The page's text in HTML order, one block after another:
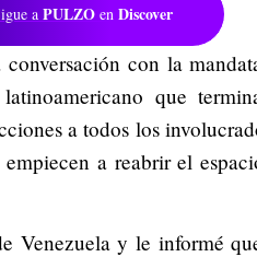
a PULZO en Discover
con la
que
a todos los
a reabrir el
Venezuela y le informé